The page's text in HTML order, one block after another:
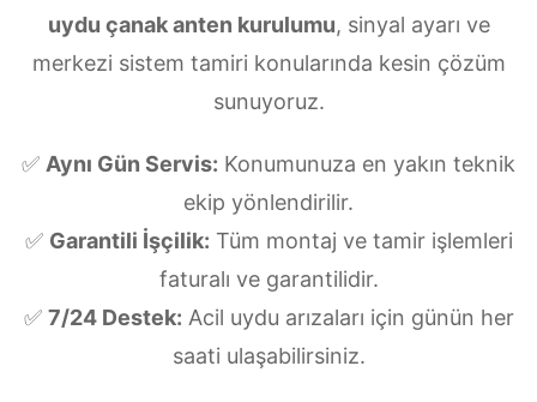
uydu çanak anten kurulumu, sinyal ayarı ve
merkezi sistem tamiri konularında kesin çözüm
sunuyoruz.
✅ Aynı Gün Servis: Konumunuza en yakın teknik
ekip yönlendirilir.
✅ Garantili İşçilik: Tüm montaj ve tamir işlemleri
faturalı ve garantilidir.
✅ 7/24 Destek: Acil uydu arızaları için günün her
saati ulaşabilirsiniz.